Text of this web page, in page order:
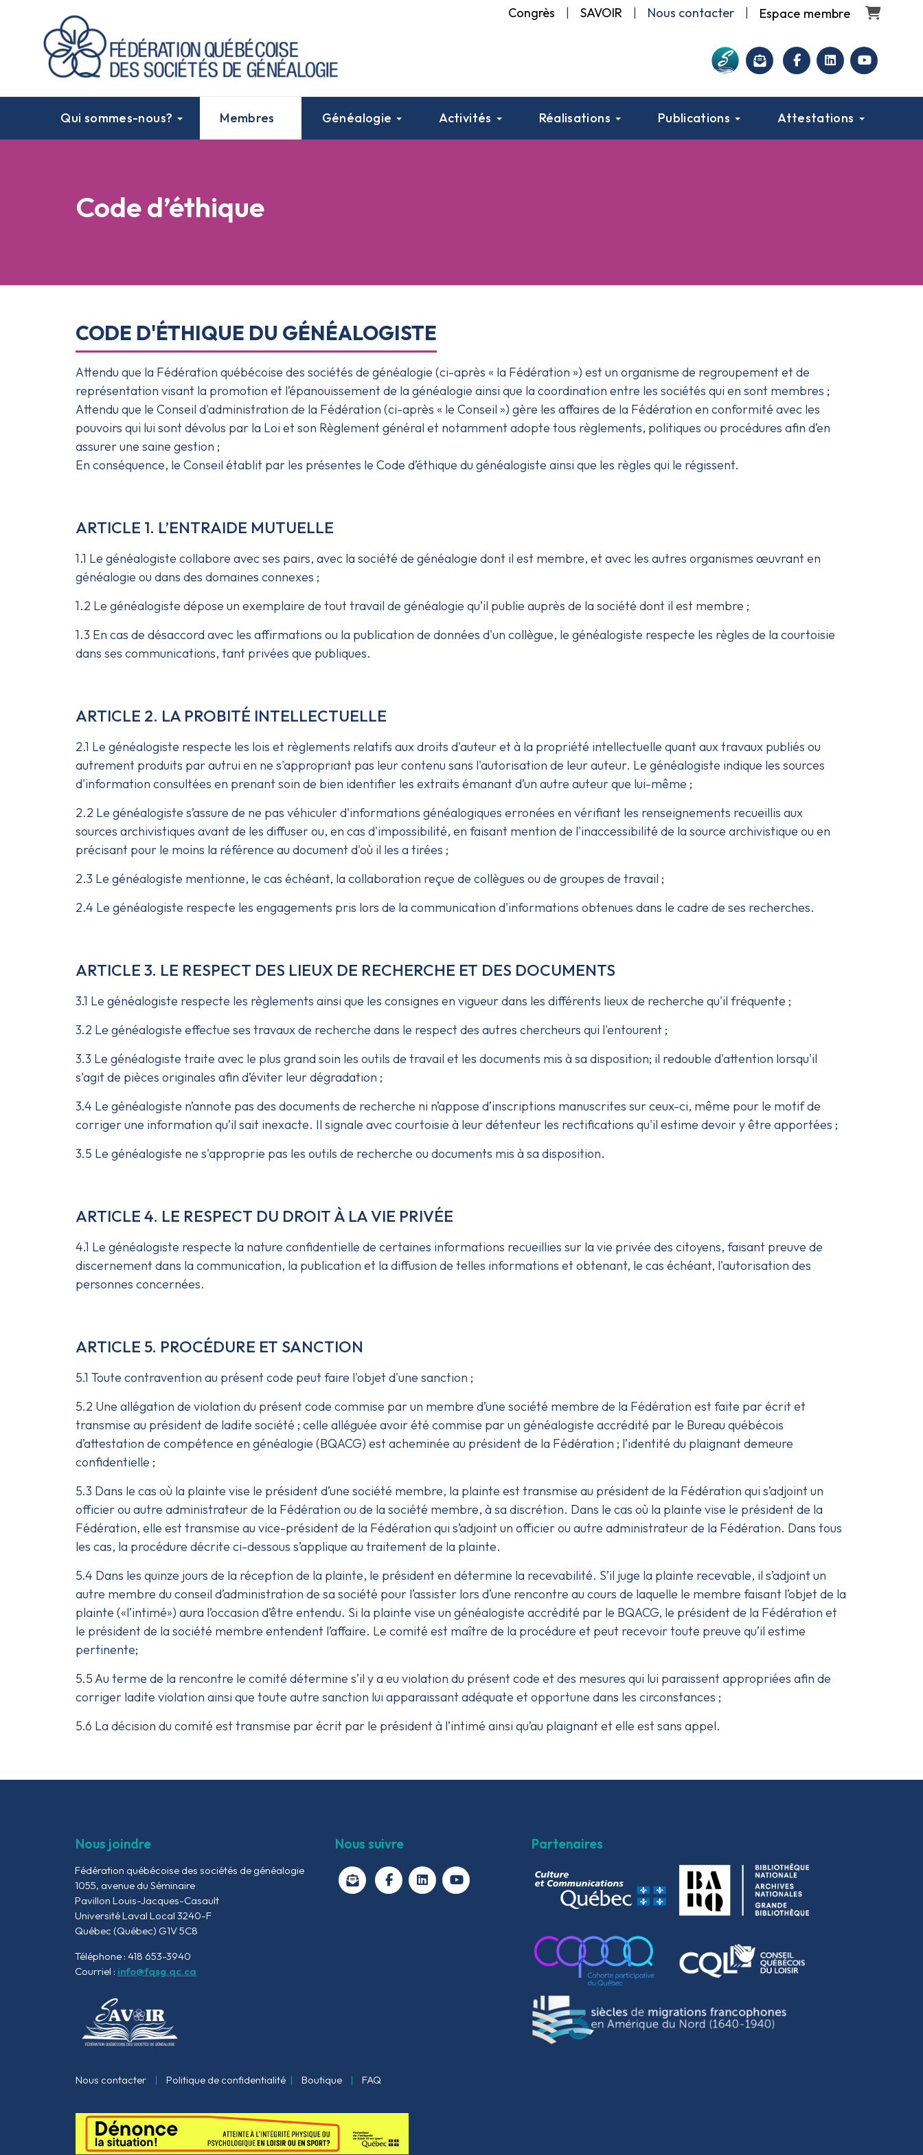
Congrès | SAVOIR| Nous contacter| Panier
facebooklinkedinyoutube
Qui sommes-nous? Membres Généalogie Activités Réalisations Publications Attestations
Code d’éthique
CODE D'ÉTHIQUE DU GÉNÉALOGISTE
Attendu que la Fédération québécoise des sociétés de généalogie (ci-après « la Fédération ») est un organisme de regroupement et de
représentation visant la promotion et l’épanouissement de la généalogie ainsi que la coordination entre les sociétés qui en sont membres ;
Attendu que le Conseil d'administration de la Fédération (ci-après « le Conseil ») gère les affaires de la Fédération en conformité avec les
pouvoirs qui lui sont dévolus par la Loi et son Règlement général et notamment adopte tous règlements, politiques ou procédures afin d’en
assurer une saine gestion ;
En conséquence, le Conseil établit par les présentes le Code d’éthique du généalogiste ainsi que les règles qui le régissent.
ARTICLE 1. L’ENTRAIDE MUTUELLE
1.1 Le généalogiste collabore avec ses pairs, avec la société de généalogie dont il est membre, et avec les autres organismes œuvrant en
généalogie ou dans des domaines connexes ;
1.2 Le généalogiste dépose un exemplaire de tout travail de généalogie qu’il publie auprès de la société dont il est membre ;
1.3 En cas de désaccord avec les affirmations ou la publication de données d'un collègue, le généalogiste respecte les règles de la courtoisie
dans ses communications, tant privées que publiques.
ARTICLE 2. LA PROBITÉ INTELLECTUELLE
2.1 Le généalogiste respecte les lois et règlements relatifs aux droits d'auteur et à la propriété intellectuelle quant aux travaux publiés ou
autrement produits par autrui en ne s'appropriant pas leur contenu sans l'autorisation de leur auteur. Le généalogiste indique les sources
d'information consultées en prenant soin de bien identifier les extraits émanant d’un autre auteur que lui-même ;
2.2 Le généalogiste s’assure de ne pas véhiculer d'informations généalogiques erronées en vérifiant les renseignements recueillis aux
sources archivistiques avant de les diffuser ou, en cas d'impossibilité, en faisant mention de l'inaccessibilité de la source archivistique ou en
précisant pour le moins la référence au document d'où il les a tirées ;
2.3 Le généalogiste mentionne, le cas échéant, la collaboration reçue de collègues ou de groupes de travail ;
2.4 Le généalogiste respecte les engagements pris lors de la communication d'informations obtenues dans le cadre de ses recherches.
ARTICLE 3. LE RESPECT DES LIEUX DE RECHERCHE ET DES DOCUMENTS
3.1 Le généalogiste respecte les règlements ainsi que les consignes en vigueur dans les différents lieux de recherche qu'il fréquente ;
3.2 Le généalogiste effectue ses travaux de recherche dans le respect des autres chercheurs qui l'entourent ;
3.3 Le généalogiste traite avec le plus grand soin les outils de travail et les documents mis à sa disposition; il redouble d'attention lorsqu'il
s'agit de pièces originales afin d’éviter leur dégradation ;
3.4 Le généalogiste n’annote pas des documents de recherche ni n’appose d’inscriptions manuscrites sur ceux-ci, même pour le motif de
corriger une information qu’il sait inexacte. Il signale avec courtoisie à leur détenteur les rectifications qu'il estime devoir y être apportées ;
3.5 Le généalogiste ne s'approprie pas les outils de recherche ou documents mis à sa disposition.
ARTICLE 4. LE RESPECT DU DROIT À LA VIE PRIVÉE
4.1 Le généalogiste respecte la nature confidentielle de certaines informations recueillies sur la vie privée des citoyens, faisant preuve de
discernement dans la communication, la publication et la diffusion de telles informations et obtenant, le cas échéant, l'autorisation des
personnes concernées.
ARTICLE 5. PROCÉDURE ET SANCTION
5.1 Toute contravention au présent code peut faire l'objet d'une sanction ;
5.2 Une allégation de violation du présent code commise par un membre d’une société membre de la Fédération est faite par écrit et
transmise au président de ladite société ; celle alléguée avoir été commise par un généalogiste accrédité par le Bureau québécois
d’attestation de compétence en généalogie (BQACG) est acheminée au président de la Fédération ; l’identité du plaignant demeure
confidentielle ;
5.3 Dans le cas où la plainte vise le président d’une société membre, la plainte est transmise au président de la Fédération qui s’adjoint un
officier ou autre administrateur de la Fédération ou de la société membre, à sa discrétion. Dans le cas où la plainte vise le président de la
Fédération, elle est transmise au vice-président de la Fédération qui s’adjoint un officier ou autre administrateur de la Fédération. Dans tous
les cas, la procédure décrite ci-dessous s’applique au traitement de la plainte.
5.4 Dans les quinze jours de la réception de la plainte, le président en détermine la recevabilité. S’il juge la plainte recevable, il s’adjoint un
autre membre du conseil d’administration de sa société pour l’assister lors d’une rencontre au cours de laquelle le membre faisant l’objet de la
plainte («l’intimé») aura l’occasion d’être entendu. Si la plainte vise un généalogiste accrédité par le BQACG, le président de la Fédération et
le président de la société membre entendent l’affaire. Le comité est maître de la procédure et peut recevoir toute preuve qu’il estime
pertinente;
5.5 Au terme de la rencontre le comité détermine s’il y a eu violation du présent code et des mesures qui lui paraissent appropriées afin de
corriger ladite violation ainsi que toute autre sanction lui apparaissant adéquate et opportune dans les circonstances ;
5.6 La décision du comité est transmise par écrit par le président à l’intimé ainsi qu’au plaignant et elle est sans appel.
Nous joindre
Fédération québécoise des sociétés de généalogie
1055, avenue du Séminaire
Pavillon Louis-Jacques-Casault
Université Laval Local 3240-F
Québec (Québec) G1V 5C8
Téléphone : 418 653-3940
Courriel : info@fqsg.qc.ca
Nous suivre
facebooklinkedinyoutube
Partenaires
Nous contacter | Politique de confidentialité | Boutique | FAQ